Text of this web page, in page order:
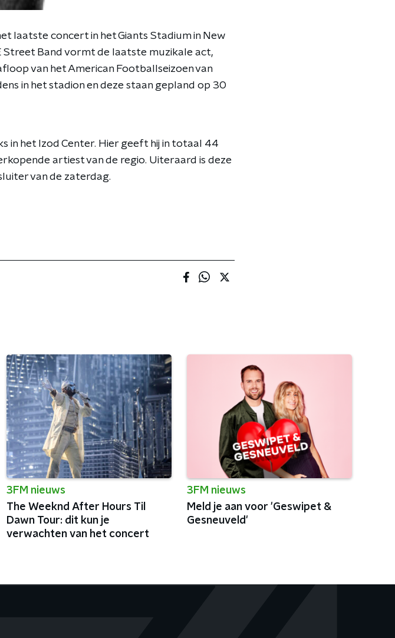
laatste concert in het Giants Stadium in New
Street Band vormt de laatste muzikale act,
van het American Footballseizoen van
in het stadion en deze staan gepland op 30
in het Izod Center. Hier geeft hij in totaal 44
artiest van de regio. Uiteraard is deze
van de zaterdag.
3FM nieuws
The Weeknd After Hours Til
Dawn Tour: dit kun je
verwachten van het concert
3FM nieuws
Meld je aan voor 'Geswipet &
Gesneuveld'